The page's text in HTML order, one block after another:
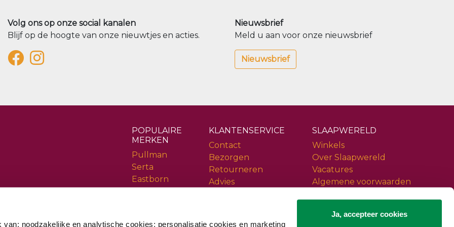
van: noodzakelijke en analytische cookies; personalisatie cookies en marketing
Ja, accepteer cookies
Volg ons op onze social kanalen
Blijf op de hoogte van onze nieuwtjes en acties.
Nieuwsbrief
Meld u aan voor onze nieuwsbrief
Nieuwsbrief
POPULAIRE
MERKEN
Pullman
Serta
Eastborn
KLANTENSERVICE
Contact
Bezorgen
Retourneren
Advies
SLAAPWERELD
Winkels
Over Slaapwereld
Vacatures
Algemene voorwaarden